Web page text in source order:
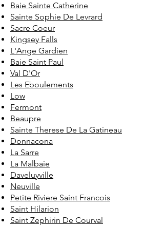
Baie Sainte Catherine
Sainte Sophie De Levrard
Sacre Coeur
Kingsey Falls
L'Ange Gardien
Baie Saint Paul
Val D'Or
Les Eboulements
Low
Fermont
Beaupre
Sainte Therese De La Gatineau
Donnacona
La Sarre
La Malbaie
Daveluyville
Neuville
Petite Riviere Saint Francois
Saint Hilarion
Saint Zephirin De Courval